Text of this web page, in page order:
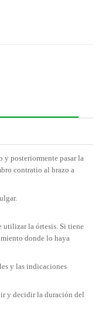
posteriormente pasar la
contratio al brazo a
utilizar la órtesis. Si tiene
donde lo haya
y las indicaciones
y decidir la duración del